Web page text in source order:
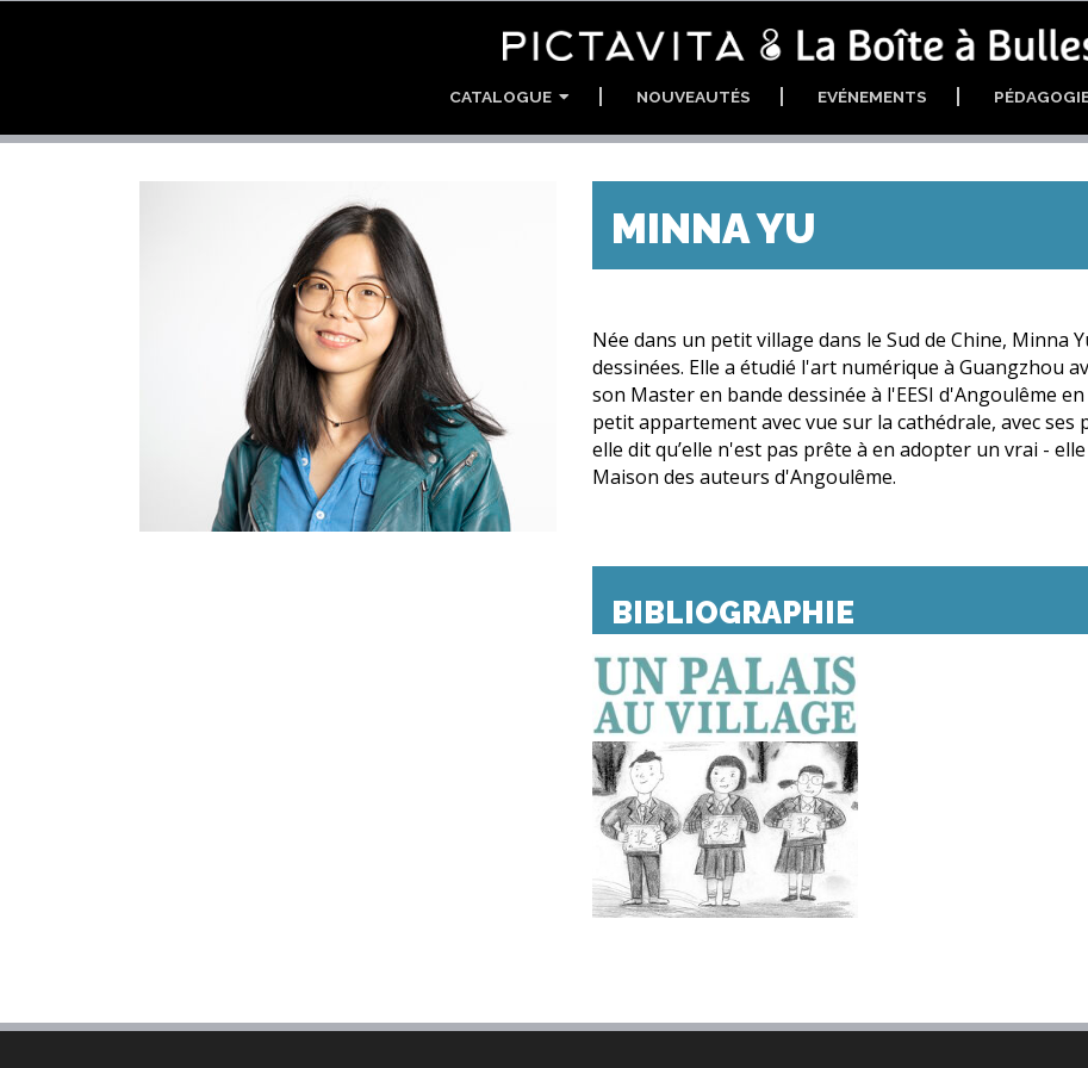
CATALOGUE NOUVEAUTÉS EVÉNEMENTS
MINNA YU
Née dans un petit village dans le Sud de Chine, Minna
dessinées. Elle a étudié l'art numérique à Guangzhou
son Master en bande dessinée à l'EESI d'Angoulême
petit appartement avec vue sur la cathédrale, avec
elle dit qu’elle n'est pas prête à en adopter un vrai -
Maison des auteurs d'Angoulême.
BIBLIOGRAPHIE